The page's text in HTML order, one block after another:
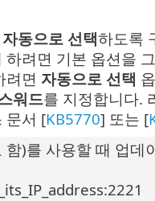
자동으로 선택하도록
려면 기본 옵션을
려면 자동으로 선택
워드를 지정합니다.
문서 [KB5770] 또는 [
함)를 사용할 때 업데